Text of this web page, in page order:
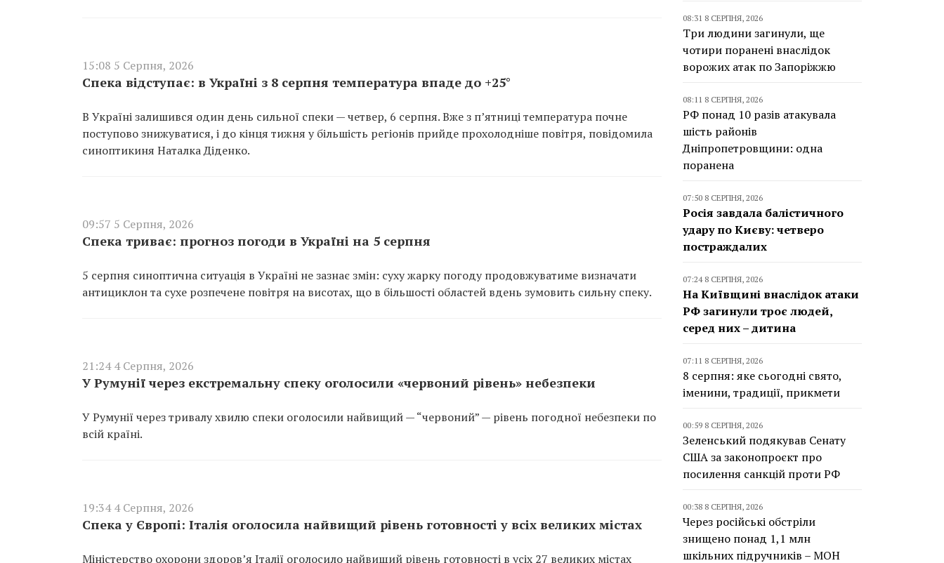
15:08 5 Серпня, 2026
Спека відступає: в Україні з 8 серпня температура впаде до +25°
В Україні залишився один день сильної спеки — четвер, 6 серпня. Вже з п’ятниці температура почне
поступово знижуватися, і до кінця тижня у більшість регіонів прийде прохолодніше повітря, повідомила
синоптикиня Наталка Діденко.
09:57 5 Серпня, 2026
Спека триває: прогноз погоди в Україні на 5 серпня
5 серпня синоптична ситуація в Україні не зазнає змін: суху жарку погоду продовжуватиме визначати
антициклон та сухе розпечене повітря на висотах, що в більшості областей вдень зумовить сильну спеку.
21:24 4 Серпня, 2026
У Румунії через екстремальну спеку оголосили «червоний рівень» небезпеки
У Румунії через тривалу хвилю спеки оголосили найвищий — “червоний” — рівень погодної небезпеки по
всій країні.
19:34 4 Серпня, 2026
Спека у Європі: Італія оголосила найвищий рівень готовності у всіх великих містах
Міністерство охорони здоров’я Італії оголосило найвищий рівень готовності в усіх 27 великих містах
08:31 8 СЕРПНЯ, 2026
Три людини загинули, ще
чотири поранені внаслідок
ворожих атак по Запоріжжю
08:11 8 СЕРПНЯ, 2026
РФ понад 10 разів атакувала
шість районів
Дніпропетровщини: одна
поранена
07:50 8 СЕРПНЯ, 2026
Росія завдала балістичного
удару по Києву: четверо
постраждалих
07:24 8 СЕРПНЯ, 2026
На Київщині внаслідок атаки
РФ загинули троє людей,
серед них – дитина
07:11 8 СЕРПНЯ, 2026
8 серпня: яке сьогодні свято,
іменини, традиції, прикмети
00:59 8 СЕРПНЯ, 2026
Зеленський подякував Сенату
США за законопроєкт про
посилення санкцій проти РФ
00:38 8 СЕРПНЯ, 2026
Через російські обстріли
знищено понад 1,1 млн
шкільних підручників – МОН